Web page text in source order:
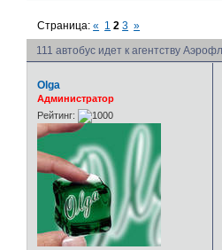
111 автобус идет к агентству
Страница:« 1 2 3 »
Olga
Администратор
Рейтинг: